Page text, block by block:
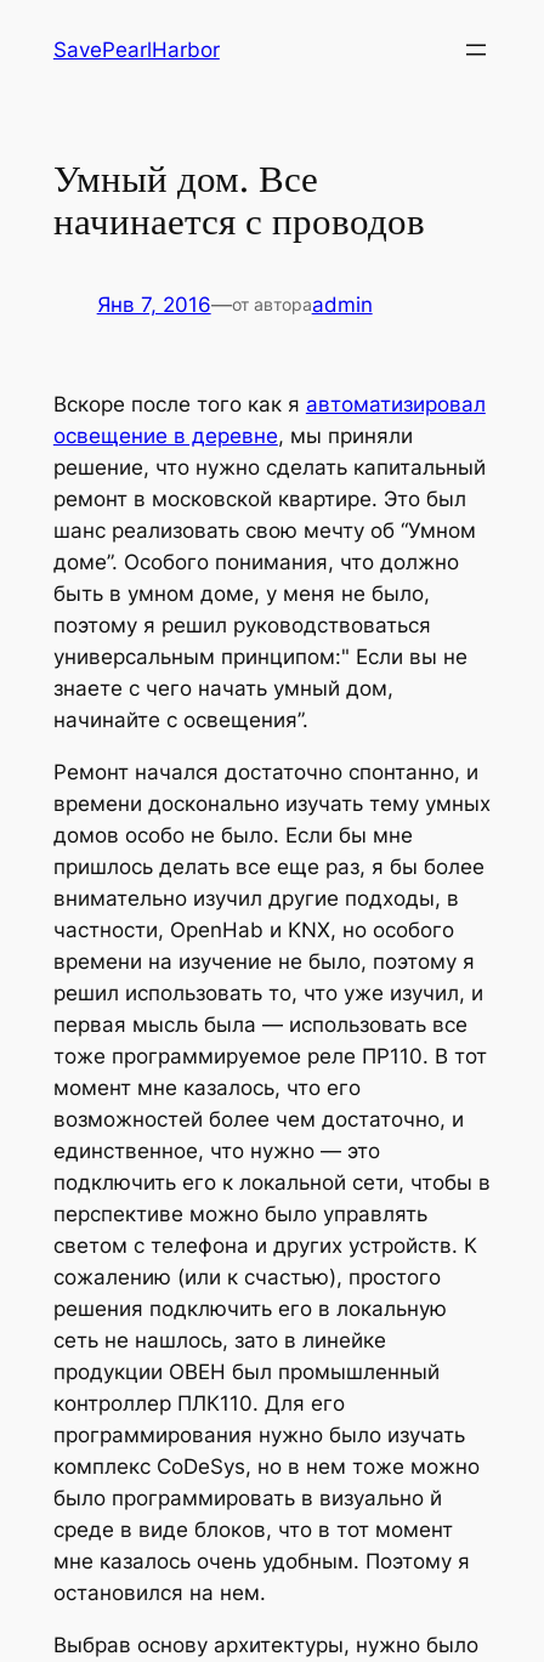
SavePearlHarbor
Умный дом. Все
начинается с проводов
Янв 7, 2016—от автораadmin
Вскоре после того как я автоматизировал
освещение в деревне, мы приняли
решение, что нужно сделать капитальный
ремонт в московской квартире. Это был
шанс реализовать свою мечту об “Умном
доме”. Особого понимания, что должно
быть в умном доме, у меня не было,
поэтому я решил руководствоваться
универсальным принципом:" Если вы не
знаете с чего начать умный дом,
начинайте с освещения”.
Ремонт начался достаточно спонтанно, и
времени досконально изучать тему умных
домов особо не было. Если бы мне
пришлось делать все еще раз, я бы более
внимательно изучил другие подходы, в
частности, OpenHab и KNX, но особого
времени на изучение не было, поэтому я
решил использовать то, что уже изучил, и
первая мысль была — использовать все
тоже программируемое реле ПР110. В тот
момент мне казалось, что его
возможностей более чем достаточно, и
единственное, что нужно — это
подключить его к локальной сети, чтобы в
перспективе можно было управлять
светом с телефона и других устройств. К
сожалению (или к счастью), простого
решения подключить его в локальную
сеть не нашлось, зато в линейке
продукции ОВЕН был промышленный
контроллер ПЛК110. Для его
программирования нужно было изучать
комплекс CoDeSys, но в нем тоже можно
было программировать в визуально й
среде в виде блоков, что в тот момент
мне казалось очень удобным. Поэтому я
остановился на нем.
Выбрав основу архитектуры, нужно было